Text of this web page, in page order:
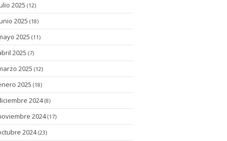
2025 (12)
2025 (18)
2025 (11)
2025 (7)
2025 (12)
2025 (18)
2024(8)
2024(17)
2024(23)